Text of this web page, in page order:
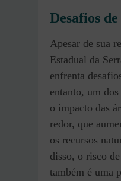
Desafios
Apesar de sua
Estadual da
enfrenta
entanto, um
o impacto das
redor, que
os recursos
disso, o risco
também é uma